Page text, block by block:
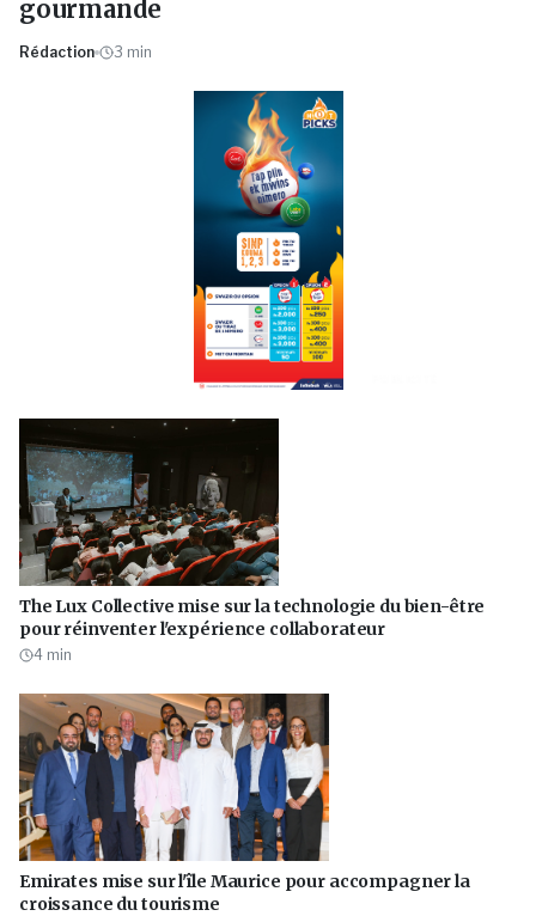
gourmande
Rédaction 3 min
The Lux Collective mise sur la technologie du bien-être
pour réinventer l'expérience collaborateur
4 min
Emirates mise sur l'île Maurice pour accompagner la
croissance du tourisme